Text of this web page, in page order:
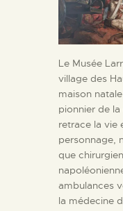
Le Musée
village des
maison
pionnier de
retrace la vie
personnage,
que
ambulances
la médecine